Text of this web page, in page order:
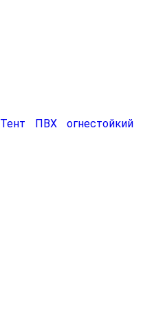
Тент ПВХ огнестойкий